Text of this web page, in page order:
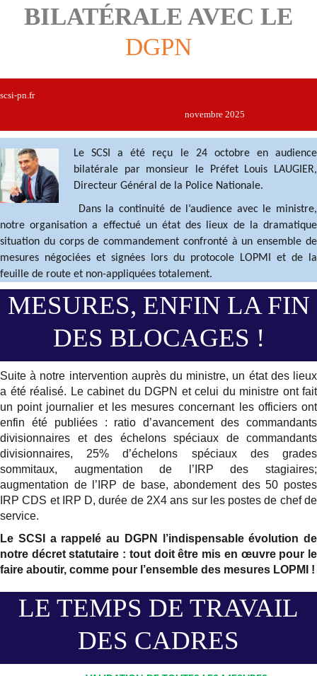
BILATÉRALE AVEC LE
DGPN
scsi-pn.fr
novembre 2025
Le SCSI a été reçu le 24 octobre en audience
bilatérale par monsieur le Préfet Louis LAUGIER,
Directeur Général de la Police Nationale.
Dans la continuité de l’audience avec le ministre,
notre organisation a effectué un état des lieux de la dramatique
situation du corps de commandement confronté à un ensemble de
mesures négociées et signées lors du protocole LOPMI et de la
feuille de route et non-appliquées totalement.
MESURES, ENFIN LA FIN
DES BLOCAGES !
Suite à notre intervention auprès du ministre, un état des lieux
a été réalisé. Le cabinet du DGPN et celui du ministre ont fait
un point journalier et les mesures concernant les officiers ont
enfin été publiées : ratio d’avancement des commandants
divisionnaires et des échelons spéciaux de commandants
divisionnaires, 25% d’échelons spéciaux des grades
sommitaux, augmentation de l’IRP des stagiaires;
augmentation de l’IRP de base, abondement des 50 postes
IRP CDS et IRP D, durée de 2X4 ans sur les postes de chef de
service.
Le SCSI a rappelé au DGPN l’indispensable évolution de
notre décret statutaire : tout doit être mis en œuvre pour le
faire aboutir, comme pour l’ensemble des mesures LOPMI !
LE TEMPS DE TRAVAIL
DES CADRES